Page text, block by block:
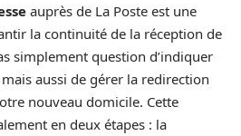
auprès de La Poste est une
la continuité de la réception de
simplement question d’indiquer
aussi de gérer la redirection
nouveau domicile. Cette
en deux étapes : la